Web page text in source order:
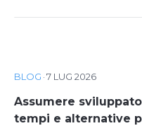
BLOG ·7 LUG 2026
Assumere
tempi e alternative